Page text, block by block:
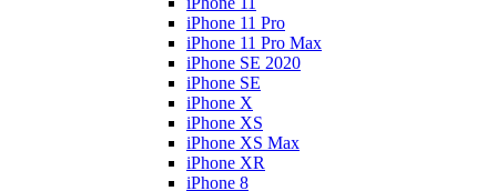
iPhone 11 Pro
iPhone 11 Pro Max
iPhone SE 2020
iPhone SE
iPhone X
iPhone XS
iPhone XS Max
iPhone XR
iPhone 8